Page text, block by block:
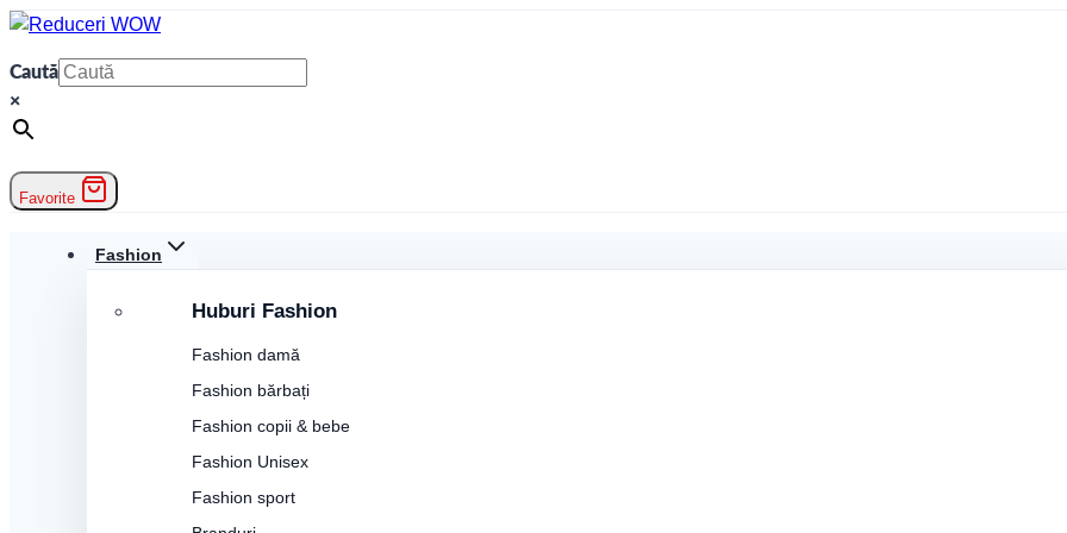
Skip
content
Caută
×
Favorite
Fashion
Huburi Fashion
Fashion damă
Fashion bărbați
Fashion copii & bebe
Fashion Unisex
Fashion sport